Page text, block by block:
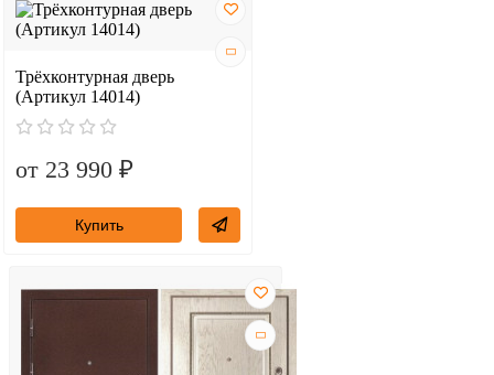
Трёхконтурная дверь
(Артикул 14014)
от 23 990 ₽
Купить